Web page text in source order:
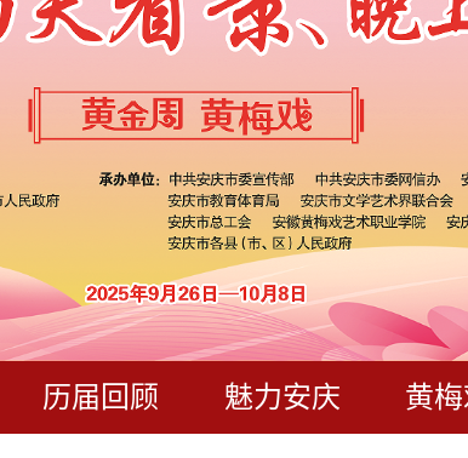
历届回顾 魅力安庆 黄